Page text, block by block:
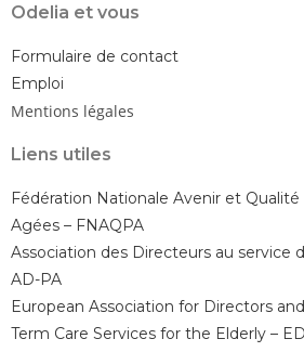
Odelia et vous
Formulaire de contact
Emploi
Mentions légales
Liens utiles
Fédération Nationale Avenir et
Agées – FNAQPA
Association des Directeurs au service
AD-PA
European Association for Directors
Term Care Services for the Elderly –